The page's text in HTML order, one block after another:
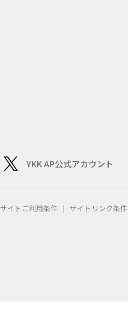
YKK AP公式アカウント
サイトご利用条件 サイトリンク条件